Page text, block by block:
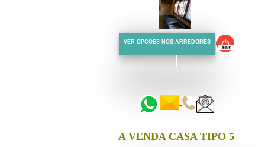
VER OPCOES NOS ARREDORES
A VENDA CASA TIPO 5